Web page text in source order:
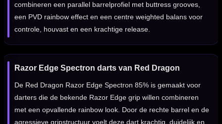
combineren een parallel barrelprofiel met buttress grooves,
een PVD rainbow effect en een centre weighted balans voor
controle, houvast en een krachtige release.
Razor Edge Spectron darts van Red Dragon
De Red Dragon Razor Edge Spectron 85% is gemaakt voor
darters die de bekende Razor Edge grip willen combineren
met een opvallende rainbow look. Door de rechte barrel en de
agressieve gripstructuur voelt deze dart krachtig, duidelijk en